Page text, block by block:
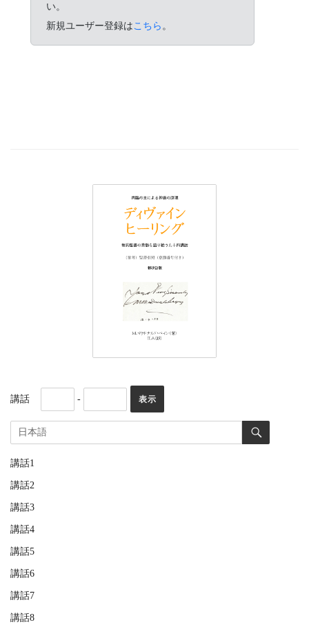
い。
新規ユーザー登録はこちら 。
講話 -
講話1
講話2
講話3
講話4
講話5
講話6
講話7
講話8